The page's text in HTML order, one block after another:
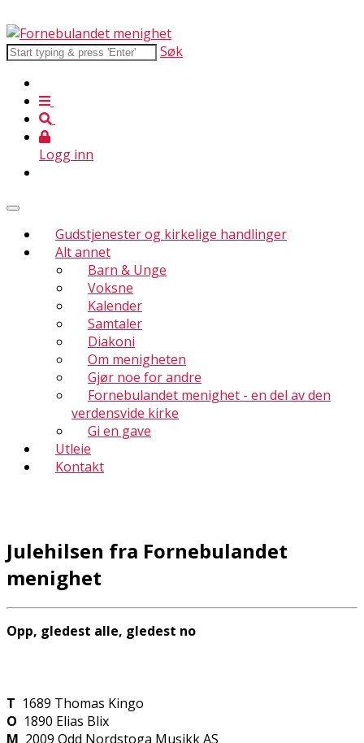
Søk
Logg inn
Gudstjenester og kirkelige handlinger
Alt annet
Barn & Unge
Voksne
Kalender
Samtaler
Diakoni
Om menigheten
Gjør noe for andre
Fornebulandet menighet - en del av den
verdensvide kirke
Gi en gave
Utleie
Kontakt
Julehilsen fra Fornebulandet
menighet
Opp, gledest alle, gledest no
T 1689 Thomas Kingo
O 1890 Elias Blix
M 2009 Odd Nordstoga Musikk AS